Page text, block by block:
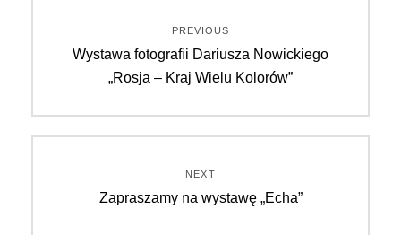
wpisu
PREVIOUS
Previous
Wystawa fotografii Dariusza Nowickiego
„Rosja – Kraj Wielu Kolorów”
NEXT
Next
Zapraszamy na wystawę „Echa”